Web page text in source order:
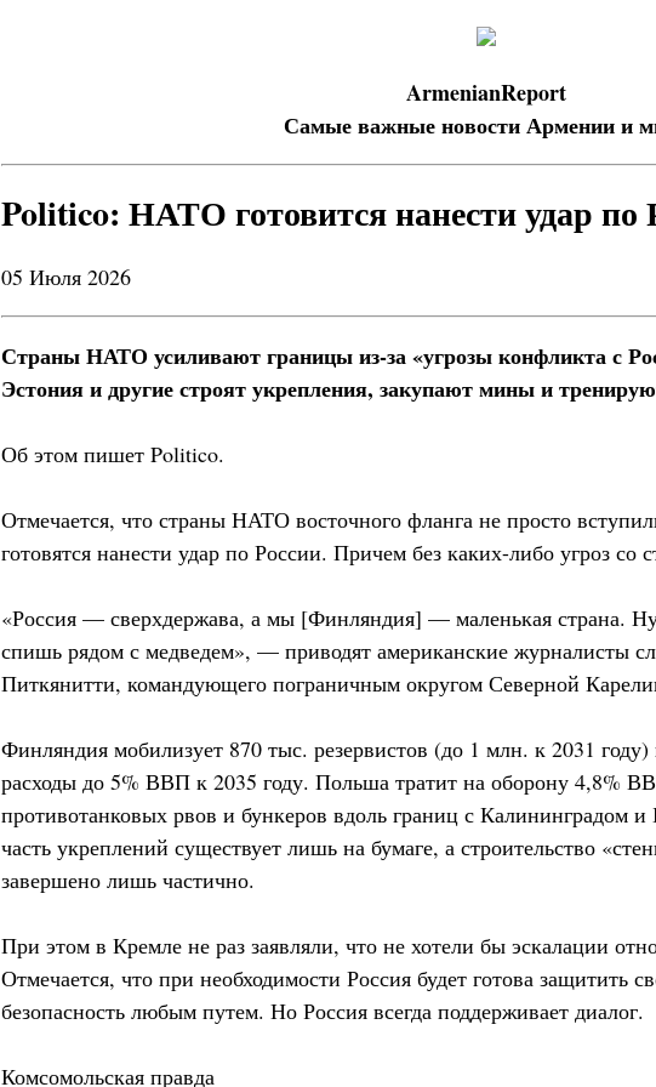
ArmenianReport
Самые важные новости Армении и
Politico: НАТО готовится нанести удар по
05 Июля 2026
Страны НАТО усиливают границы из-за «угрозы конфликта с
Эстония и другие строят укрепления, закупают мины и
Об этом пишет Politico.
Отмечается, что страны НАТО восточного фланга не просто
готовятся нанести удар по России. Причем без каких-либо угроз
«Россия — сверхдержава, а мы [Финляндия] — маленькая страна.
спишь рядом с медведем», — приводят американские журналисты
Питкянитти, командующего пограничным округом Северной
Финляндия мобилизует 870 тыс. резервистов (до 1 млн. к 2031
расходы до 5% ВВП к 2035 году. Польша тратит на оборону 4,8%
противотанковых рвов и бункеров вдоль границ с Калининградом и
часть укреплений существует лишь на бумаге, а строительство
завершено лишь частично.
При этом в Кремле не раз заявляли, что не хотели бы эскалации
Отмечается, что при необходимости Россия будет готова защитить
безопасность любым путем. Но Россия всегда поддерживает диалог.
Комсомольская правда